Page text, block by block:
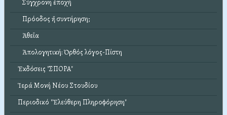
Σύγχρονη ἐποχή
Πρόοδος ἤ συντήρηση;
Ἀθεΐα
Ἀπολογητική: Ὀρθός λόγος-Πίστη
Ἐκδόσεις "ΣΠΟΡΑ"
Ἱερά Μονή Νέου Στουδίου
Περιοδικό "Ἐλεύθερη Πληροφόρηση"